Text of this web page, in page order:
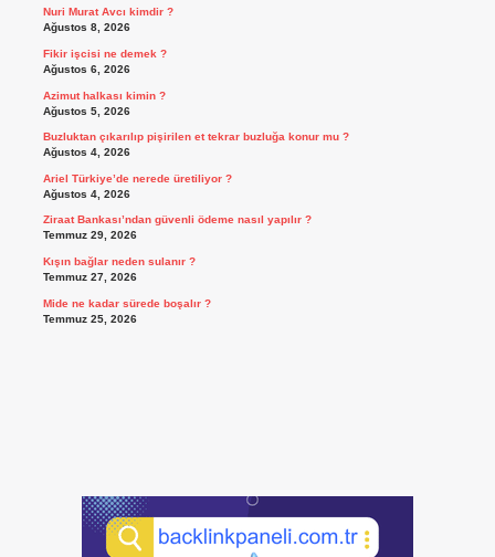
Nuri Murat Avcı kimdir ?
Ağustos 8, 2026
Fikir işcisi ne demek ?
Ağustos 6, 2026
Azimut halkası kimin ?
Ağustos 5, 2026
Buzluktan çıkarılıp pişirilen et tekrar buzluğa konur mu ?
Ağustos 4, 2026
Ariel Türkiye’de nerede üretiliyor ?
Ağustos 4, 2026
Ziraat Bankası’ndan güvenli ödeme nasıl yapılır ?
Temmuz 29, 2026
Kışın bağlar neden sulanır ?
Temmuz 27, 2026
Mide ne kadar sürede boşalır ?
Temmuz 25, 2026